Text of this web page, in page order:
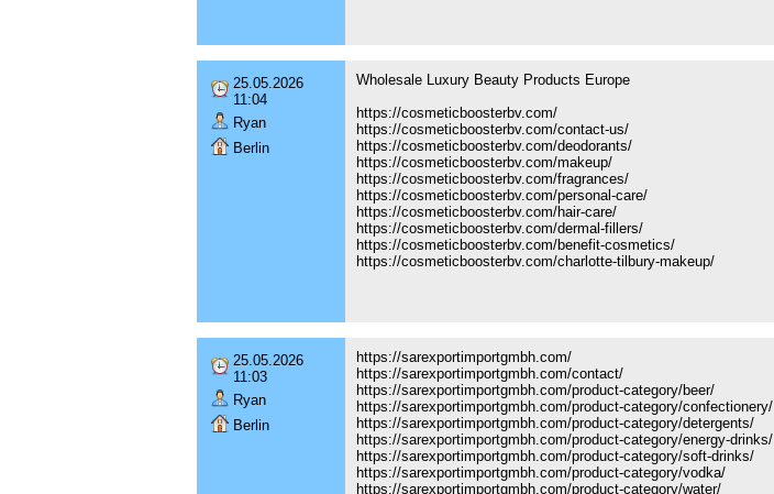
25.05.2026
11:04
Ryan
Berlin
Wholesale Luxury Beauty Products Europe
https://cosmeticboosterbv.com/
https://cosmeticboosterbv.com/contact-us/
https://cosmeticboosterbv.com/deodorants/
https://cosmeticboosterbv.com/makeup/
https://cosmeticboosterbv.com/fragrances/
https://cosmeticboosterbv.com/personal-care/
https://cosmeticboosterbv.com/hair-care/
https://cosmeticboosterbv.com/dermal-fillers/
https://cosmeticboosterbv.com/benefit-cosmetics/
https://cosmeticboosterbv.com/charlotte-tilbury-makeup/
25.05.2026
11:03
Ryan
Berlin
https://sarexportimportgmbh.com/
https://sarexportimportgmbh.com/contact/
https://sarexportimportgmbh.com/product-category/beer/
https://sarexportimportgmbh.com/product-category/confectionery/
https://sarexportimportgmbh.com/product-category/detergents/
https://sarexportimportgmbh.com/product-category/energy-drinks/
https://sarexportimportgmbh.com/product-category/soft-drinks/
https://sarexportimportgmbh.com/product-category/vodka/
https://sarexportimportgmbh.com/product-category/water/